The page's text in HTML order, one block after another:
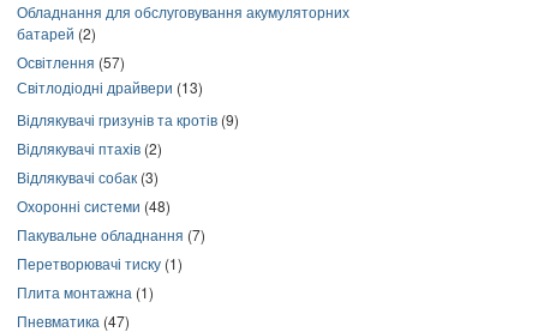
Обладнання для обслуговування акумуляторних
батарей (2)
Освітлення (57)
Світлодіодні драйвери (13)
Відлякувачі гризунів та кротів (9)
Відлякувачі птахів (2)
Відлякувачі собак (3)
Охоронні системи (48)
Пакувальне обладнання (7)
Перетворювачі тиску (1)
Плита монтажна (1)
Пневматика (47)